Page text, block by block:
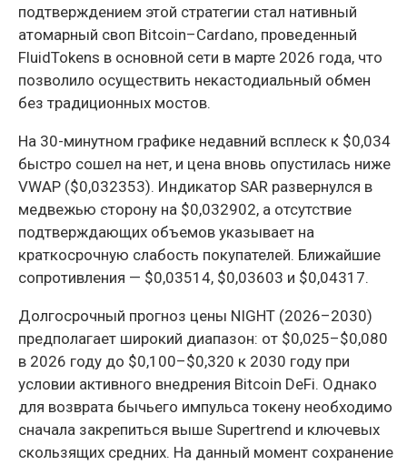
подтверждением этой стратегии стал нативный
атомарный своп Bitcoin–Cardano, проведенный
FluidTokens в основной сети в марте 2026 года, что
позволило осуществить некастодиальный обмен
без традиционных мостов.
На 30-минутном графике недавний всплеск к $0,034
быстро сошел на нет, и цена вновь опустилась ниже
VWAP ($0,032353). Индикатор SAR развернулся в
медвежью сторону на $0,032902, а отсутствие
подтверждающих объемов указывает на
краткосрочную слабость покупателей. Ближайшие
сопротивления — $0,03514, $0,03603 и $0,04317.
Долгосрочный прогноз цены NIGHT (2026–2030)
предполагает широкий диапазон: от $0,025–$0,080
в 2026 году до $0,100–$0,320 к 2030 году при
условии активного внедрения Bitcoin DeFi. Однако
для возврата бычьего импульса токену необходимо
сначала закрепиться выше Supertrend и ключевых
скользящих средних. На данный момент сохранение